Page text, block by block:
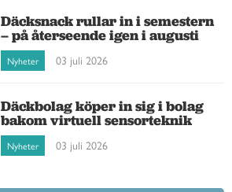
Däcksnack rullar in i semestern
– på återseende igen i augusti
Nyheter 03 juli 2026
Däckbolag köper in sig i bolag
bakom virtuell sensorteknik
Nyheter 03 juli 2026